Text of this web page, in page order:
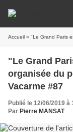
Accueil » "Le Grand Paris est
"Le Grand
organisée du
Vacarme #87
Publié le 12/06/2019 à
Par Pierre MANSAT